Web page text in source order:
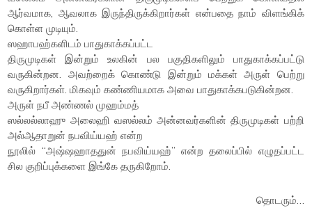
ஆர்வமாக, ஆவலாக இருந்திருக்கிறார்கள் என்பதை நாம் விளங்கிக்
கொள்ள முடியும்.
ஸஹாபஹ்களிடம் பாதுகாக்கப்பட்ட
திருமுடிகள் இன்றும் உலகின் பல பகுதிகளிலும் பாதுகாக்கப்பட்டு
வருகின்றன. அவற்றைக் கொண்டு இன்றும் மக்கள் அருள் பெற்று
வருகிறார்கள். மிகவும் கண்ணியமாக அவை பாதுகாக்கபடுகின்றன.
அருள் நபீ அண்ணல் முஹம்மத்
ஸல்லல்லாஹு அலைஹி வஸல்லம் அன்னவர்களின் திருமுடிகள் பற்றி
அல்ஆதாறுன் நபவிய்யஹ் என்ற
நூலில் “அஷ்ஷஹாததுன் நபவிய்யஹ்” என்ற தலைப்பில் எழுதப்பட்ட
சில குறிப்புக்களை இங்கே தருகிறோம்.
தொடரும்…